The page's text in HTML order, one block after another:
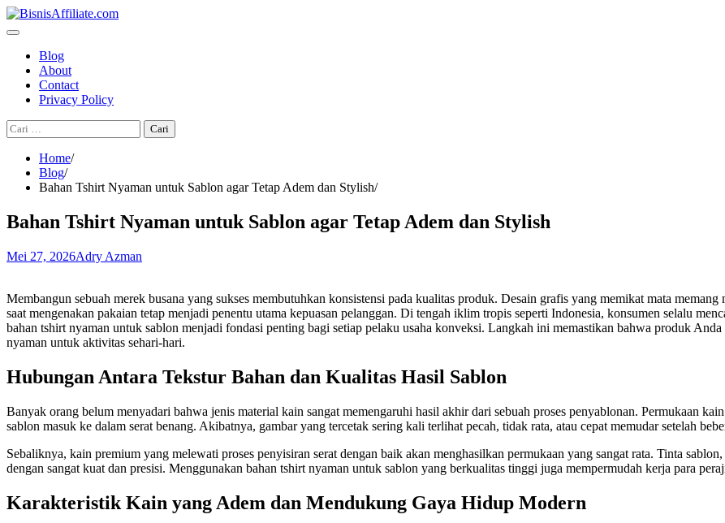
Skip
to
Blog
About
Contact
Privacy Policy
Cari
untuk:
Home
Blog
Bahan Tshirt Nyaman untuk Sablon agar Tetap Adem dan Stylish
Bahan Tshirt Nyaman untuk Sablon agar Tetap Adem dan Stylish
Mei 27, 2026Adry Azman
Membangun sebuah merek busana yang sukses membutuhkan konsistensi pada kualitas produk. Desain grafis yang memikat mata
saat mengenakan pakaian tetap menjadi penentu utama kepuasan pelanggan. Di tengah iklim tropis seperti Indonesia, konsumen selalu
bahan tshirt nyaman untuk sablon menjadi fondasi penting bagi setiap pelaku usaha konveksi. Langkah ini memastikan bahwa produk
nyaman untuk aktivitas sehari-hari.
Hubungan Antara Tekstur Bahan dan Kualitas Hasil Sablon
Banyak orang belum menyadari bahwa jenis material kain sangat memengaruhi hasil akhir dari sebuah proses penyablonan. Permukaan
sablon masuk ke dalam serat benang. Akibatnya, gambar yang tercetak sering kali terlihat pecah, tidak rata, atau cepat memudar setelah
Sebaliknya, kain premium yang melewati proses penyisiran serat dengan baik akan menghasilkan permukaan yang sangat rata. Tinta
dengan sangat kuat dan presisi. Menggunakan bahan tshirt nyaman untuk sablon yang berkualitas tinggi juga mempermudah kerja para
Karakteristik Kain yang Adem dan Mendukung Gaya Hidup Modern